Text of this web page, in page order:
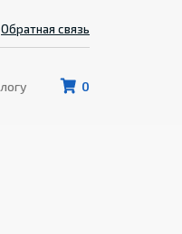
0
Обратная связь